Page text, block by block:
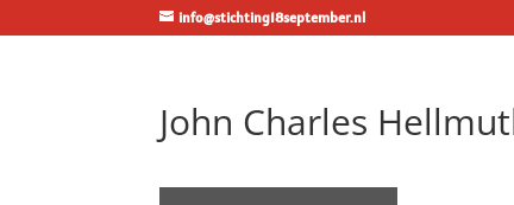
info@stichting18september.nl
John Charles